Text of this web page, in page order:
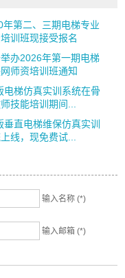
年第二、三期电梯专业
训班现接受报名
办2026年第一期电梯
师资培训班通知
电梯仿真实训系统在骨
技能培训期间...
垂直电梯维保仿真实训
线，现免费试...
输入名称 (*)
输入邮箱 (*)